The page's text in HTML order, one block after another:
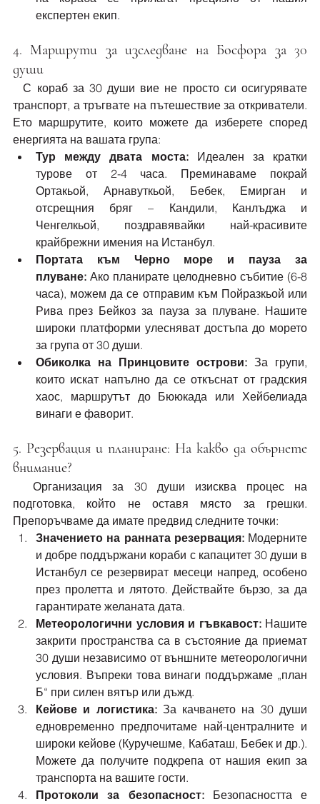
експертен екип.
4. Маршрути за изследване на Босфора за 30
души
  С кораб за 30 души вие не просто си осигурявате
транспорт, а тръгвате на пътешествие за откриватели.
Ето маршрутите, които можете да изберете според
енергията на вашата група:
Тур между двата моста: Идеален за кратки
турове от 2-4 часа. Преминаваме покрай
Ортакьой, Арнавуткьой, Бебек, Емирган и
отсрещния бряг – Кандили, Канлъджа и
Ченгелкьой, поздравявайки най-красивите
крайбрежни имения на Истанбул.
Портата към Черно море и пауза за
плуване: Ако планирате целодневно събитие (6-8
часа), можем да се отправим към Пойразкьой или
Рива през Бейкоз за пауза за плуване. Нашите
широки платформи улесняват достъпа до морето
за група от 30 души.
Обиколка на Принцовите острови: За групи,
които искат напълно да се откъснат от градския
хаос, маршрутът до Бююкада или Хейбелиада
винаги е фаворит.
5. Резервация и планиране: На какво да обърнете
внимание?
  Организация за 30 души изисква процес на
подготовка, който не оставя място за грешки.
Препоръчваме да имате предвид следните точки:
Значението на ранната резервация: Модерните
и добре поддържани кораби с капацитет 30 души в
Истанбул се резервират месеци напред, особено
през пролетта и лятото. Действайте бързо, за да
гарантирате желаната дата.
Метеорологични условия и гъвкавост: Нашите
закрити пространства са в състояние да приемат
30 души независимо от външните метеорологични
условия. Въпреки това винаги поддържаме „план
Б“ при силен вятър или дъжд.
Кейове и логистика: За качването на 30 души
едновременно предпочитаме най-централните и
широки кейове (Куручешме, Кабаташ, Бебек и др.).
Можете да получите подкрепа от нашия екип за
транспорта на вашите гости.
Протоколи за безопасност: Безопасността е